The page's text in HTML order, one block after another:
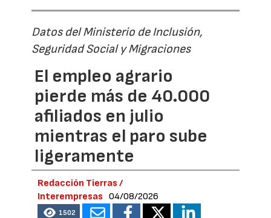
Datos del Ministerio de Inclusión,
Seguridad Social y Migraciones
El empleo agrario
pierde más de 40.000
afiliados en julio
mientras el paro sube
ligeramente
Redacción Tierras /
Interempresas
04/08/2026
1502